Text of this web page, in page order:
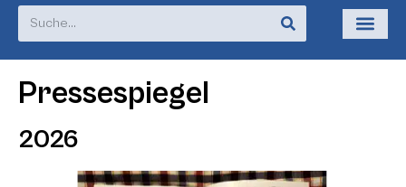
Pressespiegel
2026